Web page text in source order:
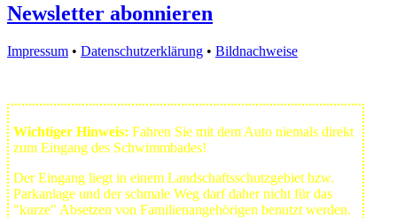
Newsletter abonnieren
Impressum • Datenschutzerklärung • Bildnachweise
Wichtiger Hinweis: Fahren Sie mit dem Auto niemals direkt
zum Eingang des Schwimmbades!
Der Eingang liegt in einem Landschafts­schutzgebiet bzw.
Park­anlage und der schmale Weg darf daher nicht für das
"kurze" Absetzen von Familienangehörigen benutzt werden.